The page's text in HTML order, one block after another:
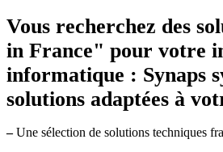
Vous recherchez des
in France" pour votre
informatique : Synaps
solutions adaptées à
–Une sélection de solutions techniques